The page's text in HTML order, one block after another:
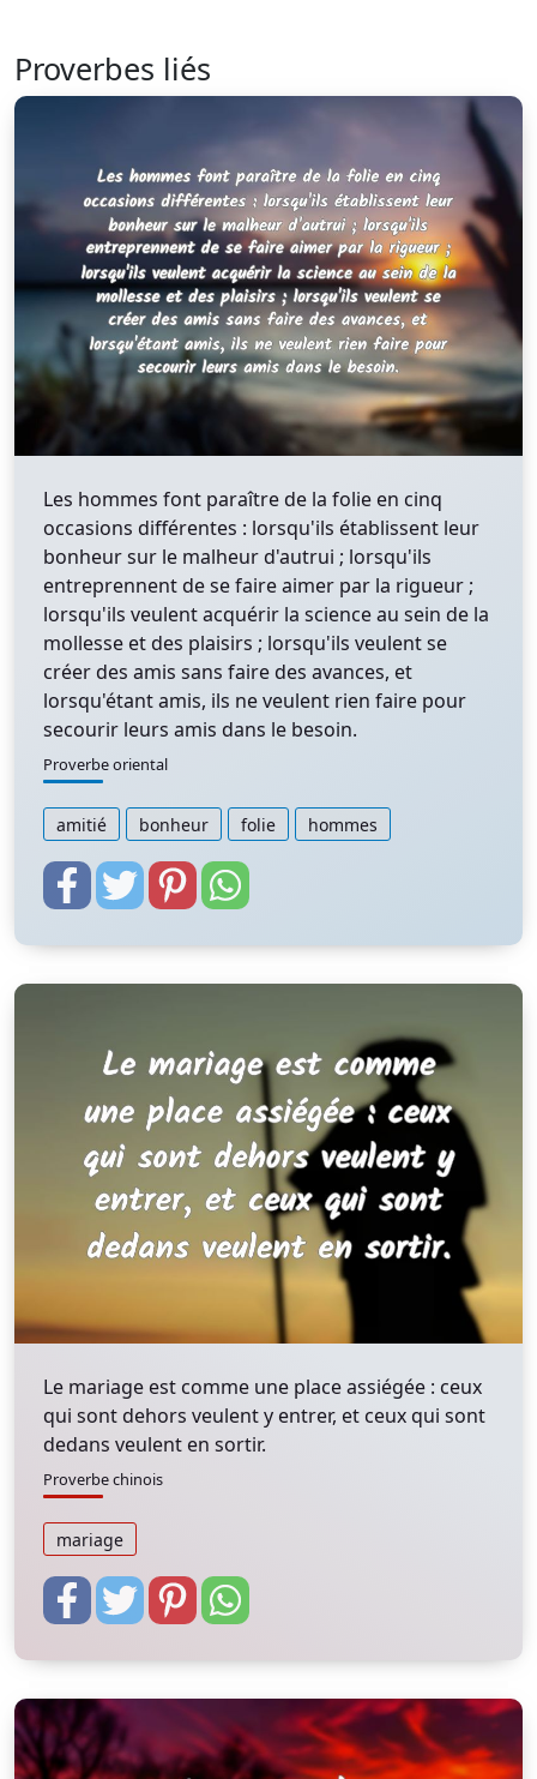
Proverbes liés
Les hommes font paraître de la folie en cinq
occasions différentes : lorsqu'ils établissent leur
bonheur sur le malheur d'autrui ; lorsqu'ils
entreprennent de se faire aimer par la rigueur ;
lorsqu'ils veulent acquérir la science au sein de la
mollesse et des plaisirs ; lorsqu'ils veulent se
créer des amis sans faire des avances, et
lorsqu'étant amis, ils ne veulent rien faire pour
secourir leurs amis dans le besoin.
Proverbe oriental
amitié bonheur folie hommes
Le mariage est comme une place assiégée : ceux
qui sont dehors veulent y entrer, et ceux qui sont
dedans veulent en sortir.
Proverbe chinois
mariage